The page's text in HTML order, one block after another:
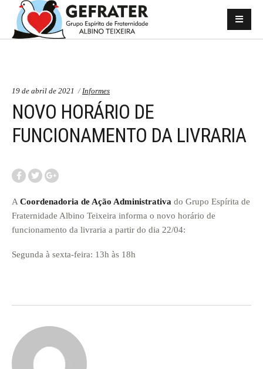
19 de abril de 2021 Categorias:
Informes
NOVO HORÁRIO DE
FUNCIONAMENTO DA LIVRARIA
A Coordenadoria de Ação Administrativa do Grupo Espírita de
Fraternidade Albino Teixeira informa o novo horário de
funcionamento da livraria a partir do dia 22/04:
Segunda à sexta-feira: 13h às 18h